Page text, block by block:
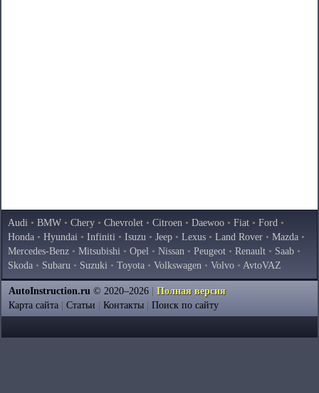
Audi • BMW • Chery • Chevrolet • Citroen • Daewoo • Fiat • Ford •
Honda • Hyundai • Infiniti • Isuzu • Jeep • Lexus • Land Rover • Mazda •
Mercedes-Benz • Mitsubishi • Opel • Nissan • Peugeot • Renault • Saab •
Skoda • Subaru • Suzuki • Toyota • Volkswagen • Volvo • AvtoVAZ
AutoInstruction.ru © 2020–2026
Полная версия
Карта сайта
Статьи Контакты Поиск по сайту